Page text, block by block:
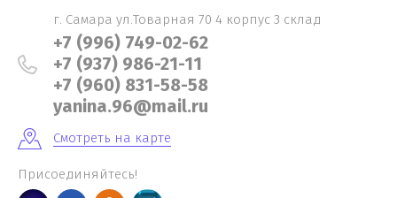
г. Самара ул.Товарная 70 4 корпус 3 склад
+7 (996) 749-02-62
+7 (937) 986-21-11
+7 (960) 831-58-58
yanina.96@mail.ru
Смотреть на карте
Присоединяйтесь!